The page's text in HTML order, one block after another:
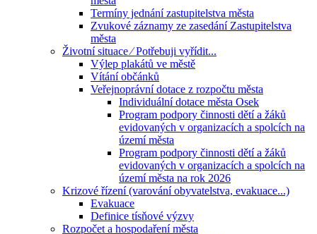
Termíny jednání zastupitelstva města
Zvukové záznamy ze zasedání Zastupitelstva
města
Životní situace ⁄ Potřebuji vyřídit...
Výlep plakátů ve městě
Vítání občánků
Veřejnoprávní dotace z rozpočtu města
Individuální dotace města Osek
Program podpory činnosti dětí a žáků
evidovaných v organizacích a spolcích na
území města
Program podpory činnosti dětí a žáků
evidovaných v organizacích a spolcích na
území města na rok 2026
Krizové řízení (varování obyvatelstva, evakuace...)
Evakuace
Definice tísňové výzvy
Rozpočet a hospodaření města